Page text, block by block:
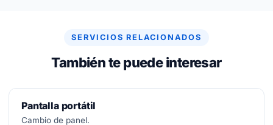
SERVICIOS RELACIONADOS
También te puede interesar
Pantalla portátil
Cambio de panel.